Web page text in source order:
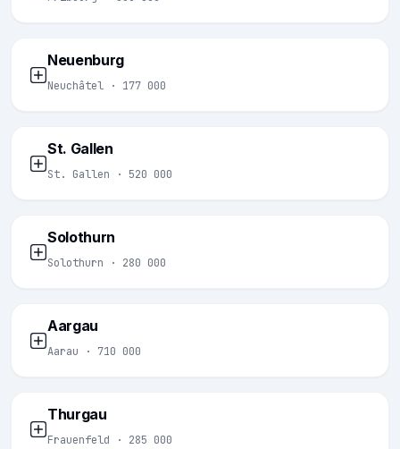
Neuenburg
Neuchâtel · 177 000
St. Gallen
St. Gallen · 520 000
Solothurn
Solothurn · 280 000
Aargau
Aarau · 710 000
Thurgau
Frauenfeld · 285 000